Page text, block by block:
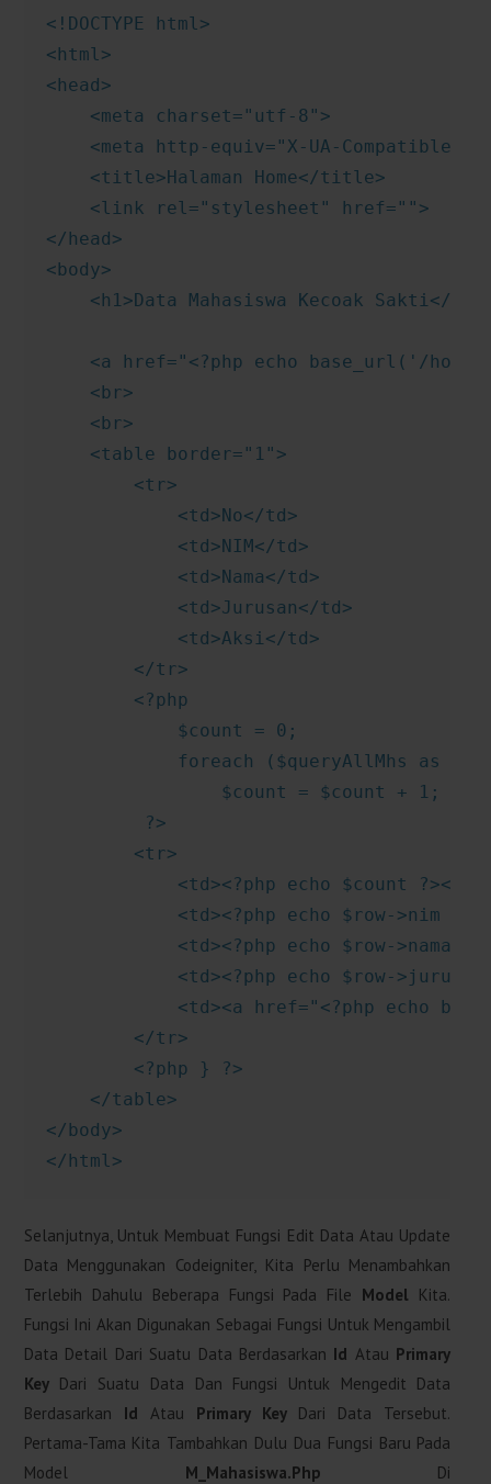
<!DOCTYPE html>
<html>
<head>
    <meta charset="utf-8">
<meta http-equiv="X-UA-Compatible"
    <title>Halaman Home</title>
    <link rel="stylesheet" href="">
</head>
<body>
    <h1>Data Mahasiswa Kecoak Sakti</h1>
<a href="<?php echo base_url('/
    <br>
    <br>
    <table border="1">
        <tr>
            <td>No</td>
            <td>NIM</td>
            <td>Nama</td>
            <td>Jurusan</td>
            <td>Aksi</td>
        </tr>
        <?php
            $count = 0;
foreach ($queryAllMhs as
                $count = $count + 1;
         ?>
        <tr>
<td><?php echo $count ?></
<td><?php echo $row->nim
<td><?php echo $row->nama
<td><?php echo $row->jurusan
<td><a href="<?php echo
        </tr>
        <?php } ?>
    </table>
</body>
</html>
Selanjutnya, Untuk Membuat Fungsi Edit Data Atau Update
Data Menggunakan Codeigniter, Kita Perlu Menambahkan
Terlebih Dahulu Beberapa Fungsi Pada File Model Kita.
Fungsi Ini Akan Digunakan Sebagai Fungsi Untuk Mengambil
Data Detail Dari Suatu Data Berdasarkan Id Atau Primary
KeyDari Suatu Data Dan Fungsi Untuk Mengedit Data
Berdasarkan Id Atau Primary KeyDari Data Tersebut.
Pertama-Tama Kita Tambahkan Dulu Dua Fungsi Baru Pada
Model M_Mahasiswa.php Di